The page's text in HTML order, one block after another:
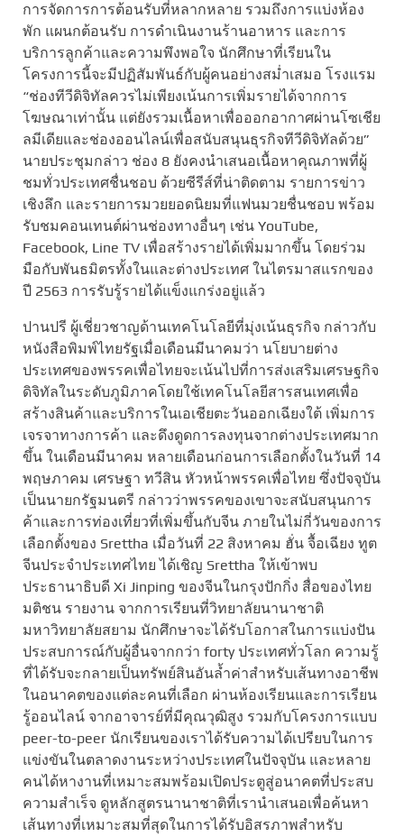
การจัดการการต้อนรับที่หลากหลาย รวมถึงการแบ่งห้อง
พัก แผนกต้อนรับ การดำเนินงานร้านอาหาร และการ
บริการลูกค้าและความพึงพอใจ นักศึกษาที่เรียนใน
โครงการนี้จะมีปฏิสัมพันธ์กับผู้คนอย่างสม่ำเสมอ โรงแรม
“ช่องทีวีดิจิทัลควรไม่เพียงเน้นการเพิ่มรายได้จากการ
โฆษณาเท่านั้น แต่ยังรวมเนื้อหาเพื่อออกอากาศผ่านโซเชีย
ลมีเดียและช่องออนไลน์เพื่อสนับสนุนธุรกิจทีวีดิจิทัลด้วย”
นายประชุมกล่าว ช่อง 8 ยังคงนำเสนอเนื้อหาคุณภาพที่ผู้
ชมทั่วประเทศชื่นชอบ ด้วยซีรีส์ที่น่าติดตาม รายการข่าว
เชิงลึก และรายการมวยยอดนิยมที่แฟนมวยชื่นชอบ พร้อม
รับชมคอนเทนต์ผ่านช่องทางอื่นๆ เช่น YouTube,
Facebook, Line TV เพื่อสร้างรายได้เพิ่มมากขึ้น โดยร่วม
มือกับพันธมิตรทั้งในและต่างประเทศ ในไตรมาสแรกของ
ปี 2563 การรับรู้รายได้แข็งแกร่งอยู่แล้ว
ปานปรี ผู้เชี่ยวชาญด้านเทคโนโลยีที่มุ่งเน้นธุรกิจ กล่าวกับ
หนังสือพิมพ์ไทยรัฐเมื่อเดือนมีนาคมว่า นโยบายต่าง
ประเทศของพรรคเพื่อไทยจะเน้นไปที่การส่งเสริมเศรษฐกิจ
ดิจิทัลในระดับภูมิภาคโดยใช้เทคโนโลยีสารสนเทศเพื่อ
สร้างสินค้าและบริการในเอเชียตะวันออกเฉียงใต้ เพิ่มการ
เจรจาทางการค้า และดึงดูดการลงทุนจากต่างประเทศมาก
ขึ้น ในเดือนมีนาคม หลายเดือนก่อนการเลือกตั้งในวันที่ 14
พฤษภาคม เศรษฐา ทวีสิน หัวหน้าพรรคเพื่อไทย ซึ่งปัจจุบัน
เป็นนายกรัฐมนตรี กล่าวว่าพรรคของเขาจะสนับสนุนการ
ค้าและการท่องเที่ยวที่เพิ่มขึ้นกับจีน ภายในไม่กี่วันของการ
เลือกตั้งของ Srettha เมื่อวันที่ 22 สิงหาคม ฮั่น จื้อเฉียง ทูต
จีนประจำประเทศไทย ได้เชิญ Srettha ให้เข้าพบ
ประธานาธิบดี Xi Jinping ของจีนในกรุงปักกิ่ง สื่อของไทย
มติชน รายงาน จากการเรียนที่วิทยาลัยนานาชาติ
มหาวิทยาลัยสยาม นักศึกษาจะได้รับโอกาสในการแบ่งปัน
ประสบการณ์กับผู้อื่นจากกว่า forty ประเทศทั่วโลก ความรู้
ที่ได้รับจะกลายเป็นทรัพย์สินอันล้ำค่าสำหรับเส้นทางอาชีพ
ในอนาคตของแต่ละคนที่เลือก ผ่านห้องเรียนและการเรียน
รู้ออนไลน์ จากอาจารย์ที่มีคุณวุฒิสูง รวมกับโครงการแบบ
peer-to-peer นักเรียนของเราได้รับความได้เปรียบในการ
แข่งขันในตลาดงานระหว่างประเทศในปัจจุบัน และหลาย
คนได้หางานที่เหมาะสมพร้อมเปิดประตูสู่อนาคตที่ประสบ
ความสำเร็จ ดูหลักสูตรนานาชาติที่เรานำเสนอเพื่อค้นหา
เส้นทางที่เหมาะสมที่สุดในการได้รับอิสรภาพสำหรับ